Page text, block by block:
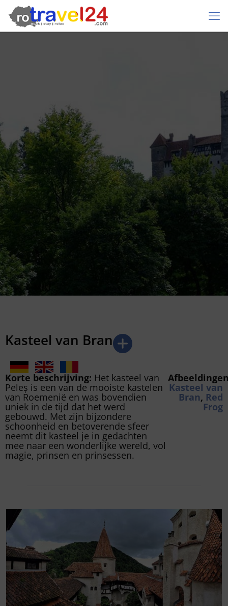
Kasteel van Bran
Korte beschrijving: Het kasteel van
Peleș is een van de mooiste kastelen
van Roemenië en was bovendien
uniek in de tijd dat het werd
gebouwd. Met zijn bijzondere
schoonheid en betoverende sfeer
neemt dit kasteel je in gedachten
mee naar een wonderlijke wereld, vol
magie, prinsen en prinsessen.
Kasteel van
Bran, Red
Frog